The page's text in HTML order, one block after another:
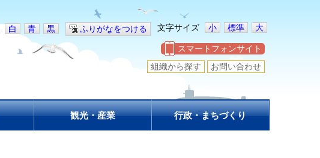
文字サイズ 小 標準 大
白 青 黒 ふりがなをつける
スマートフォンサイト
組織から探す
お問い合わせ
観光・産業 行政・まちづくり